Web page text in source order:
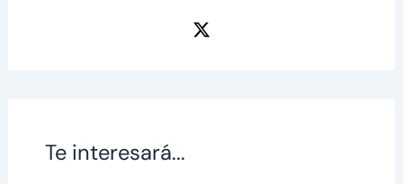
Te interesará...